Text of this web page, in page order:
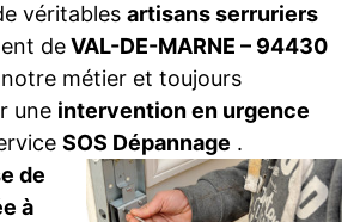
véritables artisans serruriers
deVAL-DE-MARNE – 94430
métier et toujours
une intervention en urgence
SOS Dépannage .
de
à